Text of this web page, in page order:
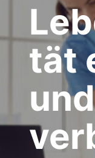
tät
und